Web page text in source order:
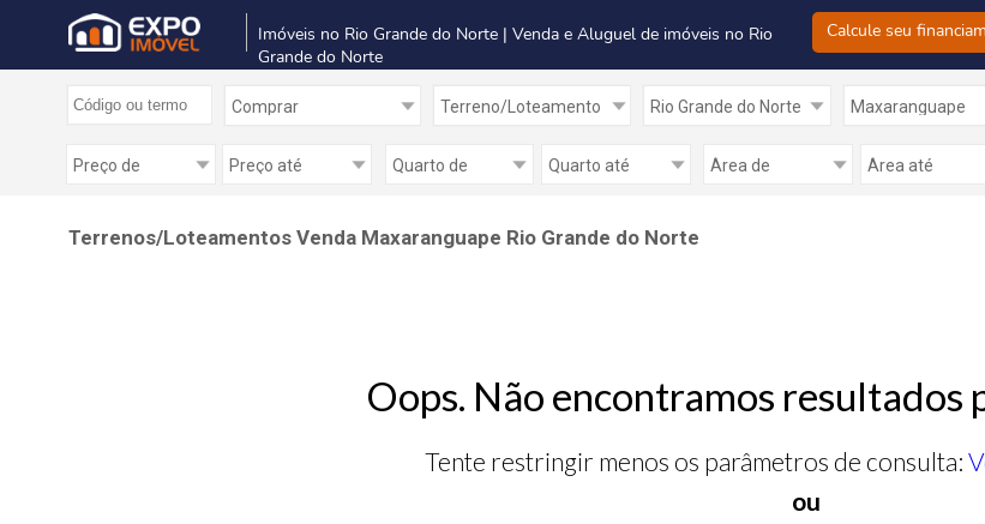
Imóveis no Rio Grande do Norte | Venda e Aluguel de imóveis no Rio
Grande do Norte
Calcule seu
Terrenos/Loteamentos Venda Maxaranguape Rio Grande do Norte
Oops. Não encontramos resultados
Tente restringir menos os parâmetros de consulta:
ou